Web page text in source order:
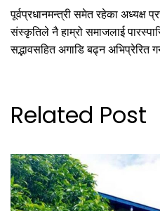
पूर्वप्रधानमन्त्री समेत रहेका अध्यक्ष
संस्कृतिले नै हाम्रो समाजलाई
सद्भावसहित अगाडि बढ्न अभिप्रेरित
Related Post